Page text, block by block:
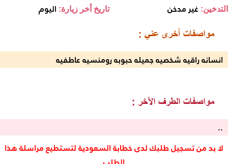
تاريخ أخر زيارة: اليوم التدخين: غير مدخن
انسانه راقيه شخصيه جميله حبوبه رومنسيه عاطفيه
..
لا بد من تسجيل طلبك لدى خطابة السعودية لتستطيع مراسلة هذا